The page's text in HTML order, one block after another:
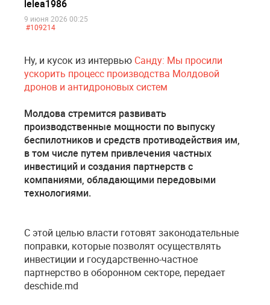
lelea1986
9 июня 2026 00:25
#109214
Ну, и кусок из интервью Санду: Мы просили
ускорить процесс производства Молдовой
дронов и антидроновых систем
Молдова стремится развивать
производственные мощности по выпуску
беспилотников и средств противодействия им,
в том числе путем привлечения частных
инвестиций и создания партнерств с
компаниями, обладающими передовыми
технологиями.
С этой целью власти готовят законодательные
поправки, которые позволят осуществлять
инвестиции и государственно-частное
партнерство в оборонном секторе, передает
deschide.md